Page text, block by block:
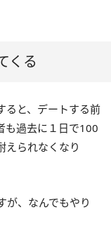
くる
ると、デートする前
も過去に１日で100
えられなくなり
が、なんでもやり